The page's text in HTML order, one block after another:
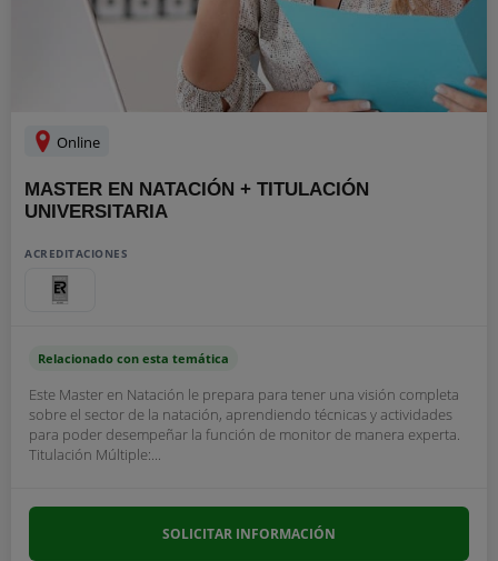
Online
MASTER EN NATACIÓN + TITULACIÓN
UNIVERSITARIA
ACREDITACIONES
Relacionado con esta temática
Este Master en Natación le prepara para tener una visión completa
sobre el sector de la natación, aprendiendo técnicas y actividades
para poder desempeñar la función de monitor de manera experta.
Titulación Múltiple:...
SOLICITAR INFORMACIÓN